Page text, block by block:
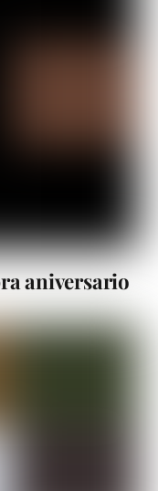
aniversario